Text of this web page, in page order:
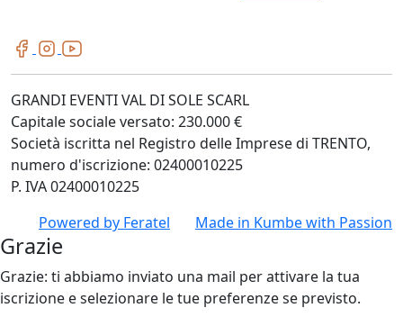
GRANDI EVENTI VAL DI SOLE SCARL
Capitale sociale versato: 230.000 €
Società iscritta nel Registro delle Imprese di TRENTO,
numero d'iscrizione: 02400010225
P. IVA 02400010225
Powered by Feratel Made in Kumbewith Passion
Grazie
Grazie: ti abbiamo inviato una mail per attivare la tua
iscrizione e selezionare le tue preferenze se previsto.